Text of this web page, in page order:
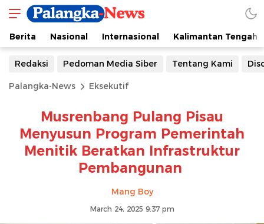
Berita Nasional Internasional Kalimantan Tengah
Redaksi Pedoman Media Siber Tentang Kami
Palangka-News Eksekutif
Musrenbang Pulang Pisau
Menyusun Program Pemerintah
Menitik Beratkan Infrastruktur
Pembangunan
Mang Boy
March 24, 2025 9:37 pm